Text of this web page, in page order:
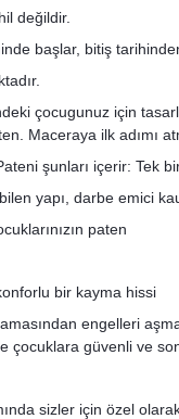
değildir.
başlar, bitiş
çocugunuz için
Maceraya ilk adımı
şunları içerir: Tek
yapı, darbe emici
paten
bir kayma hissi
engelleri
çocuklara güvenli ve
sizler için özel